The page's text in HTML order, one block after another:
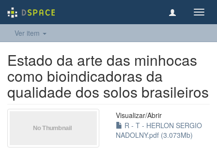
Ver item
Estado da arte das minhocas
como bioindicadoras da
qualidade dos solos brasileiros
Visualizar/Abrir
R - T - HERLON SERGIO
NADOLNY.pdf (3.073Mb)